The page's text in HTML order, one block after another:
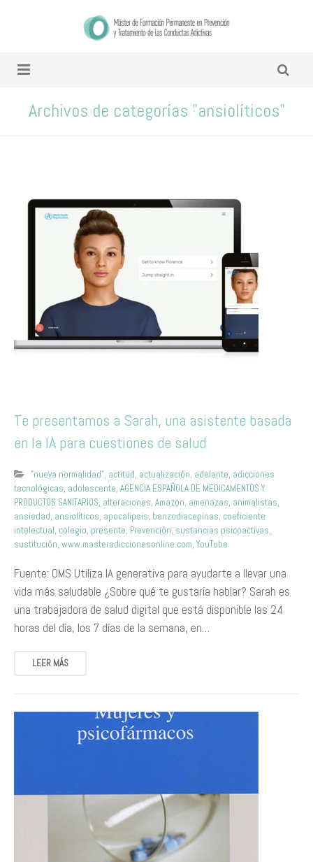
Archivos de categorías "ansiolíticos"
Te presentamos a Sarah, una asistente basada
en la IA para cuestiones de salud
"nueva normalidad", actitud, actualización, adelante, adicciones
tecnológicas, adolescente, AGENCIA ESPAÑOLA DE MEDICAMENTOS Y
PRODUCTOS SANITARIOS, alteraciones, Amazon, amenazas, animalistas,
ansiedad, ansiolíticos, apocalipsis, benzodiacepinas, coeficiente
intelectual, colegio, presente, Prevención, sustancias psicoactivas,
sustitución, www.masteradiccionesonline.com, YouTube
Fuente: OMS Utiliza IA generativa para ayudarte a llevar una
vida más saludable ¿Sobre qué te gustaría hablar? Sarah es
una trabajadora de salud digital que está disponible las 24
horas del día, los 7 días de la semana, en…
LEER MÁS